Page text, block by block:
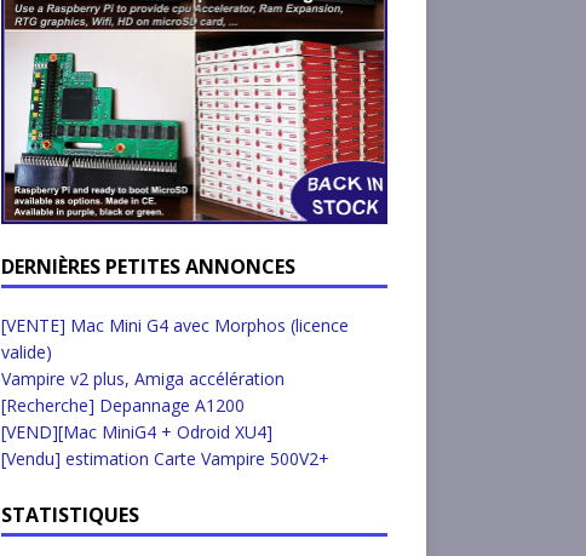
DERNIÈRES PETITES ANNONCES
[VENTE] Mac Mini G4 avec Morphos (licence
valide)
Vampire v2 plus, Amiga accélération
[Recherche] Depannage A1200
[VEND][Mac MiniG4 + Odroid XU4]
[Vendu] estimation Carte Vampire 500V2+
STATISTIQUES